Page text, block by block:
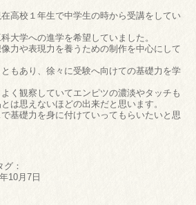
高校１年生で中学生の時から受講をしてい
大学への進学を希望していました。
力や表現力を養うための制作を中心にして
もあり、徐々に受験へ向けての基礎力を学
く観察していてエンピツの濃淡やタッチも
は思えないほどの出来だと思います。
基礎力を身に付けていってもらいたいと思
グ：
10月7日